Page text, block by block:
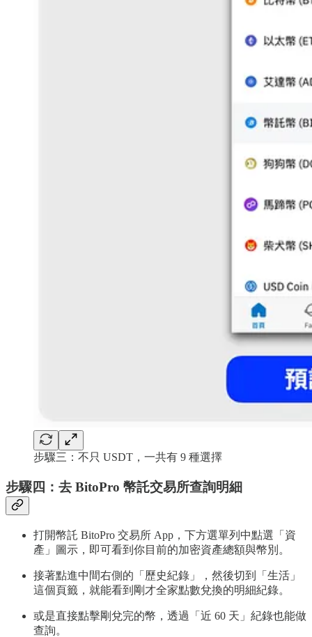
步驟三：不只 USDT，一共有 9 種選擇
步驟四：去 BitoPro 幣託交易所查詢明細
打開幣託 BitoPro 交易所 App，下方選單列中點選「資
產」圖示，即可看到你目前的加密資產總額與幣別。
接著點進中間右側的「歷史紀錄」，然後切到「生活」
這個頁籤，就能看到剛才全家點數兌換的明細紀錄。
或是直接點擊剛兌完的幣，透過「近 60 天」紀錄也能做
查詢。